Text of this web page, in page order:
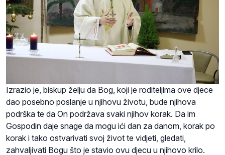
Izrazio je, biskup želju da Bog, koji je roditeljima ove djece
dao posebno poslanje u njihovu životu, bude njihova
podrška te da On podržava svaki njihov korak. Da im
Gospodin daje snage da mogu ići dan za danom, korak po
korak i tako ostvarivati svoj život te vidjeti, gledati,
zahvaljivati Bogu što je stavio ovu djecu u njihovo krilo.